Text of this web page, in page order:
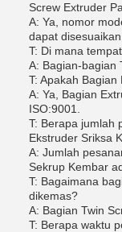
Screw Extruder
A: Ya, nomor
dapat disesuaikan.
T: Di mana
A: Bagian-bagian
T: Apakah
A: Ya, Bagian
ISO:9001.
T: Berapa jumlah
Ekstruder Sriksa
A: Jumlah
Sekrup Kembar
T: Bagaimana
dikemas?
A: Bagian Twin
T: Berapa waktu